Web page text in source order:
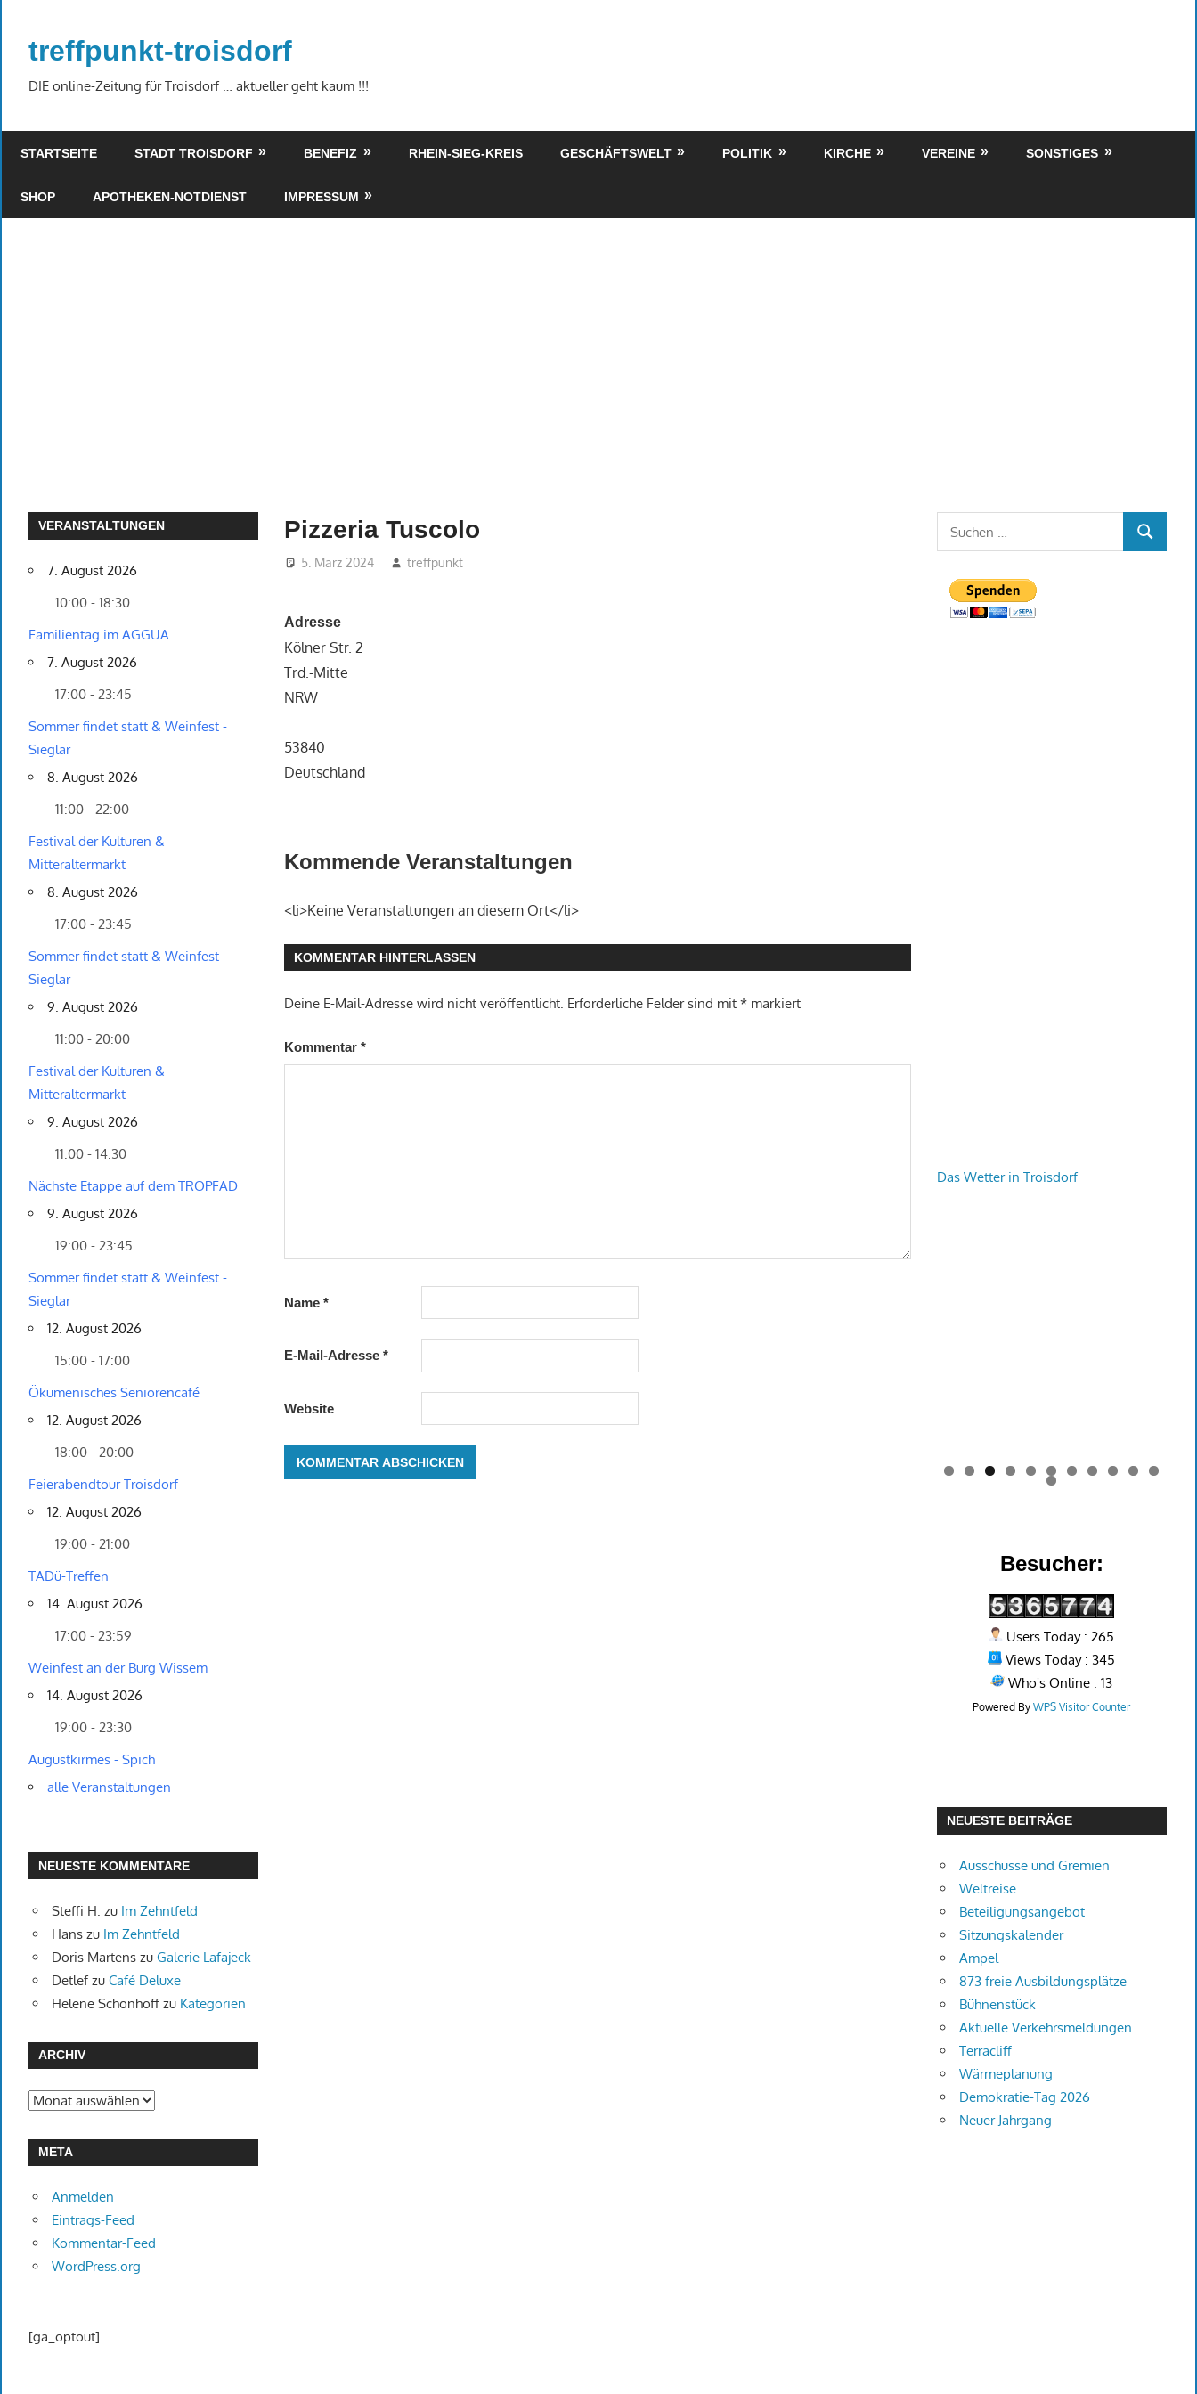
springen
treffpunkt-troisdorf
DIE online-Zeitung für Troisdorf … aktueller geht kaum !!!
STARTSEITE STADT TROISDORF BENEFIZ RHEIN-SIEG-KREIS GESCHÄFTSWELT POLITIK KIRCHE VEREINE SONSTIGES
SHOP APOTHEKEN-NOTDIENST IMPRESSUM
Pizzeria Tuscolo
5. März 2024 treffpunkt
Adresse
Kölner Str. 2
Trd.-Mitte
NRW
53840
Deutschland
Kommende Veranstaltungen
<li>Keine Veranstaltungen an diesem Ort</li>
KOMMENTAR HINTERLASSEN
Deine E-Mail-Adresse wird nicht veröffentlicht. Erforderliche Felder sind mit* markiert
Kommentar*
Name*
E-Mail-Adresse*
Website
VERANSTALTUNGEN
7. August 2026
10:00 - 18:30
Familientag im AGGUA
7. August 2026
17:00 - 23:45
Sommer findet statt & Weinfest -
Sieglar
8. August 2026
11:00 - 22:00
Festival der Kulturen &
Mitteraltermarkt
8. August 2026
17:00 - 23:45
Sommer findet statt & Weinfest -
Sieglar
9. August 2026
11:00 - 20:00
Festival der Kulturen &
Mitteraltermarkt
9. August 2026
11:00 - 14:30
Nächste Etappe auf dem TROPFAD
9. August 2026
19:00 - 23:45
Sommer findet statt & Weinfest -
Sieglar
12. August 2026
15:00 - 17:00
Ökumenisches Seniorencafé
12. August 2026
18:00 - 20:00
Feierabendtour Troisdorf
12. August 2026
19:00 - 21:00
TADü-Treffen
14. August 2026
17:00 - 23:59
Weinfest an der Burg Wissem
14. August 2026
19:00 - 23:30
Augustkirmes - Spich
alle Veranstaltungen
NEUESTE KOMMENTARE
Steffi H. zu Im Zehntfeld
Hanszu Im Zehntfeld
Doris Martenszu Galerie Lafajeck
Detlefzu Café Deluxe
Helene Schönhoffzu Kategorien
ARCHIV
Archiv
META
Anmelden
Eintrags-Feed
Kommentar-Feed
WordPress.org
[ga_optout]
SUCHEN
Das Wetter in Troisdorf
0 1
2
Besucher:
Users Today : 265
Views Today : 345
Who's Online : 13
Powered ByWPS Visitor Counter
NEUESTE BEITRÄGE
Ausschüsse und Gremien
Weltreise
Beteiligungsangebot
Sitzungskalender
Ampel
873 freie Ausbildungsplätze
Bühnenstück
Aktuelle Verkehrsmeldungen
Terracliff
Wärmeplanung
Demokratie-Tag 2026
Neuer Jahrgang